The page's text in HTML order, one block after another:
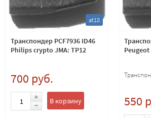
at18
Транспондер PCF7936 ID46
Philips crypto JMA: TP12
700 руб.
В корзину 550